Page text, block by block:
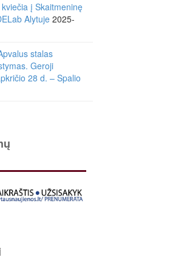
į Skaitmeninę
Alytuje2025-
stalas
Geroji
28 d. – Spalio